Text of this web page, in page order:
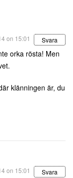
on 15:01 Svara
orka rösta! Men
klänningen är, du
on 15:01 Svara